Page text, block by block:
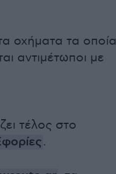
οχήματα τα οποία
αντιμέτωποι με
τέλος στο
.